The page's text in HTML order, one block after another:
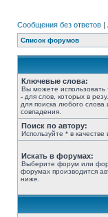
Сообщения без ответов |
Список форумов
Ключевые слова:
Вы можете использовать
- для слов, которых в
для поиска любого слова
совпадения.
Поиск по автору:
Используйте * в качестве
Искать в форумах:
Выберите форум или
форумах производится
ниже.